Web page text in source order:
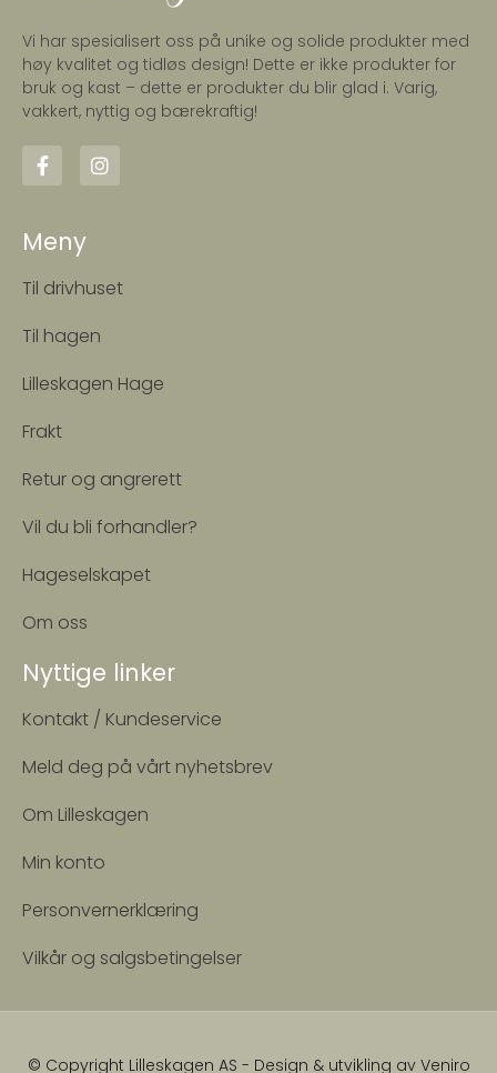
Vi har spesialisert oss på unike og solide produkter med
høy kvalitet og tidløs design! Dette er ikke produkter for
bruk og kast – dette er produkter du blir glad i. Varig,
vakkert, nyttig og bærekraftig!
Meny
Til drivhuset
Til hagen
Lilleskagen Hage
Frakt
Retur og angrerett
Vil du bli forhandler?
Hageselskapet
Om oss
Nyttige linker
Kontakt / Kundeservice
Meld deg på vårt nyhetsbrev
Om Lilleskagen
Min konto
Personvernerklæring
Vilkår og salgsbetingelser
© Copyright Lilleskagen AS - Design & utvikling av Veniro